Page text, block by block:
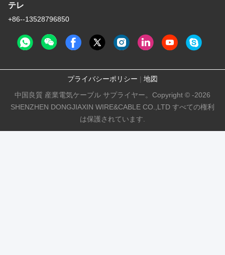
テレ
+86--13528796850
プライバシーポリシー | 地図
中国良質 産業電気ケーブル サプライヤー。Copyright © -2026
SHENZHEN DONGJIAXIN WIRE&CABLE CO.,LTD すべての権利
は保護されています.